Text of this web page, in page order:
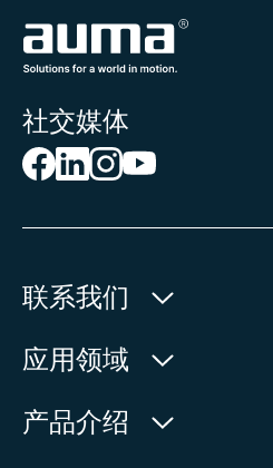
社交媒体
联系我们
欧玛执行器(中国)有限公司
人民北路171号
应用领域
水利
产品介绍